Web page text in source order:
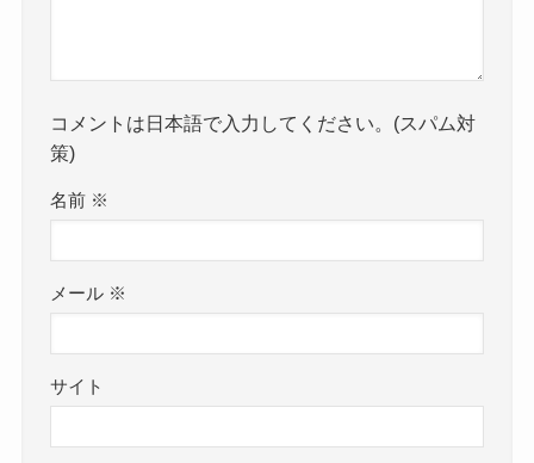
コメントは日本語で入力してください。(スパム対
策)
名前 ※
メール ※
サイト